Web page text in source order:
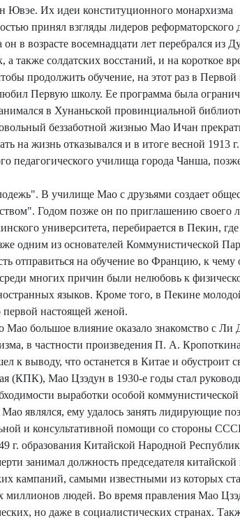
Ювэе. Их идеи конституционного монархизма
принял взгляды лидеров реформаторского
в возрасте восемнадцати лет перебрался
также солдатских восстаний, и на короткое
продолжить обучение, на этот раз в
Первую школу. Ее программа была
в Хунаньской провинциальной
беззаботной жизнью Мао Ичан
на жизнь отказывался и в итоге весной 1913
педагогического училища города Чанша,
В училище Мао с друзьями создает
Годом позже он по приглашению своего
университета, перебирается в Пекин,
одним из основателей Коммунистической
отправиться на обучение во Францию, к чему
многих причин были нелюбовь к
языков. Кроме того, в Пекине
первой настоящей женой.
большое влияние оказало знакомство с Ли
в частности произведения П. А.
выводу, что останется в Китае и обустроит
(КПК), Мао Цзэдун в 1930-е годы стал
выработки особой
являлся, ему удалось занять лидирующие
и консультативной помощи со стороны
г. образования Китайской Народной
занимал должность председателя китайской
кампаний, самыми известными из которых
людей. Во время правления Мао
но даже в социалистических странах.